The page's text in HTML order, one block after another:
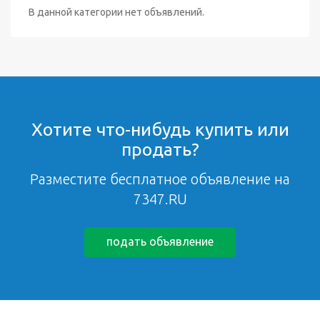
В данной категории нет объявлений.
Хотите что-нибудь купить или
продать?
Разместите бесплатное объявление на
7347.RU
подать объявление